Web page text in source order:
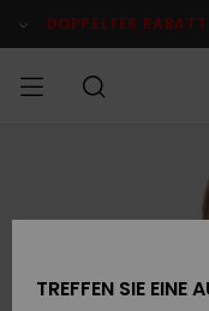
Produktinformation
DOPPELTER RABATT
FRAUEN
TREFFEN SIE EINE